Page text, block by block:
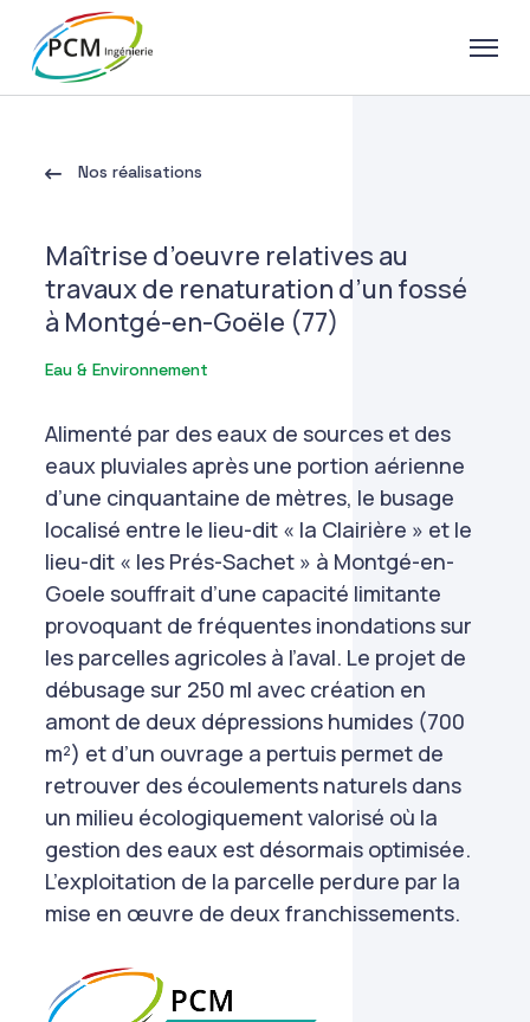
Nos réalisations
Maîtrise d’oeuvre relatives au
travaux de renaturation d’un fossé
à Montgé-en-Goële (77)
Eau & Environnement
Alimenté par des eaux de sources et des
eaux pluviales après une portion aérienne
d’une cinquantaine de mètres, le busage
localisé entre le lieu-dit « la Clairière » et le
lieu-dit « les Prés-Sachet » à Montgé-en-
Goele souffrait d’une capacité limitante
provoquant de fréquentes inondations sur
les parcelles agricoles à l’aval. Le projet de
débusage sur 250 ml avec création en
amont de deux dépressions humides (700
m²) et d’un ouvrage a pertuis permet de
retrouver des écoulements naturels dans
un milieu écologiquement valorisé où la
gestion des eaux est désormais optimisée.
L’exploitation de la parcelle perdure par la
mise en œuvre de deux franchissements.